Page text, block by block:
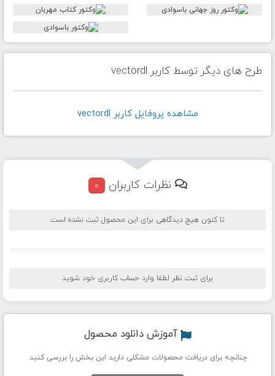
طرح های دیگر توسط کاربر vectordl
مشاهده پروفايل کاربر vectordl
نظرات کاربران 0
تا کنون هیچ دیدگاهی برای این محصول ثبت نشده است
برای ثبت نظر لطفا وارد حساب کاربری خود شوید
آموزش دانلود محصول
چنانچه برای دریافت محصولات مشکلی دارید این بخش را بررسی کنید.